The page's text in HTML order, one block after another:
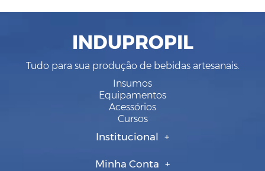
INDUPROPIL
Tudo para sua produção de bebidas artesanais.
Insumos
Equipamentos
Acessórios
Cursos
Institucional
Minha Conta